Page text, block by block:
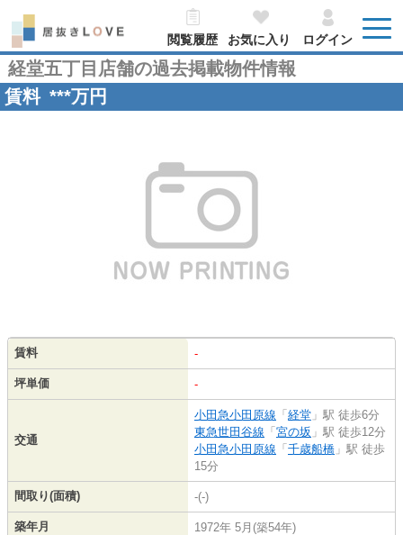
閲覧履歴 お気に入り ログイン
経堂五丁目店舗の過去掲載物件情報
賃料 ***万円
賃料 -
坪単価 -
交通
小田急小田原線 「 経堂 」駅 徒歩6分
東急世田谷線 「 宮の坂 」駅 徒歩12分
小田急小田原線 「 千歳船橋 」駅 徒歩
15分
間取り(面積) -(-)
築年月 1972年 5月(築54年)